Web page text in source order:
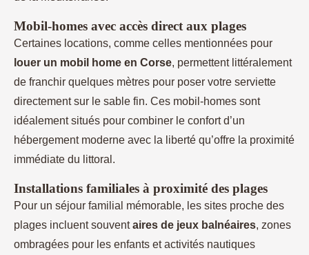
Mobil-homes avec accès direct aux plages
Certaines locations, comme celles mentionnées pour
louer un mobil home en Corse, permettent littéralement
de franchir quelques mètres pour poser votre serviette
directement sur le sable fin. Ces mobil-homes sont
idéalement situés pour combiner le confort d’un
hébergement moderne avec la liberté qu’offre la proximité
immédiate du littoral.
Installations familiales à proximité des plages
Pour un séjour familial mémorable, les sites proche des
plages incluent souventaires de jeux balnéaires, zones
ombragées pour les enfants et activités nautiques